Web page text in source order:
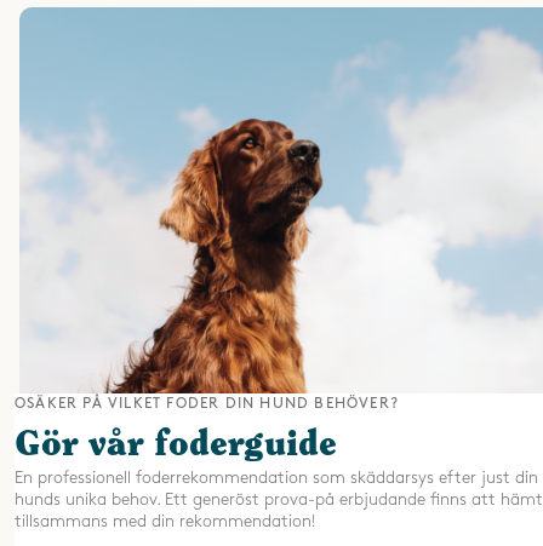
OSÄKER PÅ VILKET FODER DIN HUND BEHÖVER?
Gör vår foderguide
En professionell foderrekommendation som skäddarsys efter just din
hunds unika behov. Ett generöst prova-på erbjudande finns att
tillsammans med din rekommendation!